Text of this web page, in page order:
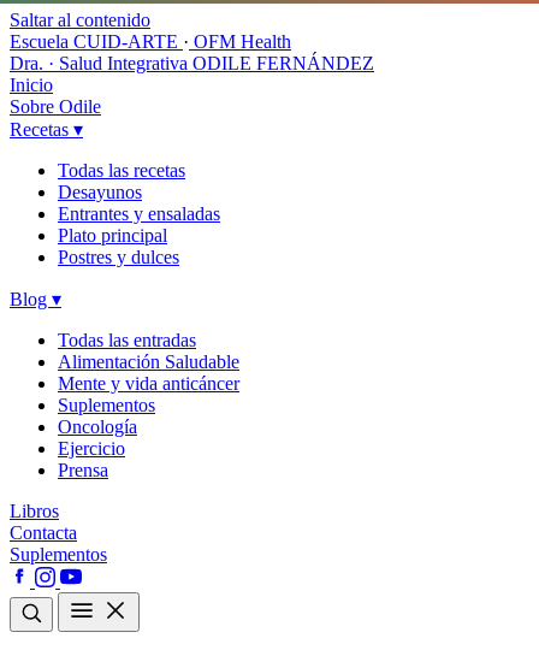
Saltar al contenido
Escuela CUID-ARTE · OFM Health
Dra. · Salud Integrativa ODILE FERNÁNDEZ
Inicio
Sobre Odile
Recetas ▾
Todas las recetas
Desayunos
Entrantes y ensaladas
Plato principal
Postres y dulces
Blog ▾
Todas las entradas
Alimentación Saludable
Mente y vida anticáncer
Suplementos
Oncología
Ejercicio
Prensa
Libros
Contacta
Suplementos